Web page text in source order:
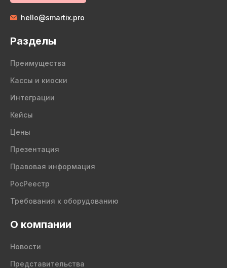
hello@smartix.pro
Разделы
Преимущества
Кассы и киоски
Интеграции
Кейсы
Цены
Презентация
Правовая информация
РосРеестр
Требования к оборудованию
О компании
Новости
Представительства